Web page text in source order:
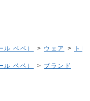
ル ベベ） > ウェア > ト
ル ベベ） > ブランド